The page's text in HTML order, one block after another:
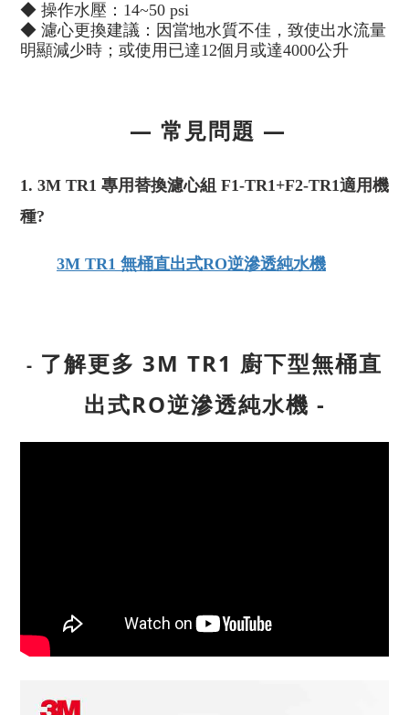
◆ 操作水壓：14~50 psi
◆ 濾心更換建議：因當地水質不佳，致使出水流量
明顯減少時；或使用已達12個月或達4000公升
— 常見問題 —
1. 3M TR1 專用替換濾心組 F1-TR1+F2-TR1適用機
種?
3M TR1 無桶直出式RO逆滲透純水機
- 了解更多 3M TR1 廚下型無桶直
出式RO逆滲透純水機 -